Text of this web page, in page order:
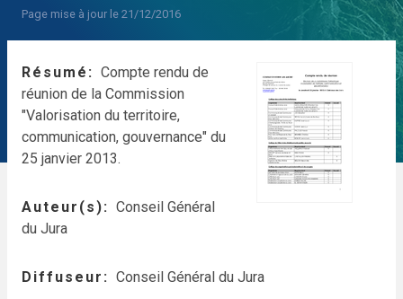
Page mise à jour le 21/12/2016
Résumé
Compte rendu de
réunion de la Commission
"Valorisation du territoire,
communication, gouvernance" du
25 janvier 2013.
Auteur(s)
Conseil Général
du Jura
Diffuseur Conseil Général du Jura